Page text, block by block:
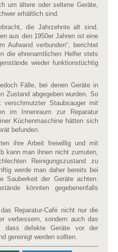
um ältere oder seltene Geräte,
erhältlich sind.
die Jahrzehnte alt sind.
aus den 1950er Jahren ist eine
Aufwand verbunden“, berichtet
die ehrenamtlichen Helfer stets
wieder funktionstüchtig
Fälle, bei denen Geräte in
Zustand abgegeben wurden. So
Staubsauger mit
im Innenraum zur Reparatur
Küchenmaschine hätten sich
befunden.
ihre Arbeit freiwillig und mit
kann man ihnen nicht zumuten,
Reinigungszustand zu
werde man daher bereits bei
Sauberkeit der Geräte achten.
könnten gegebenenfalls
Reparatur-Café nicht nur die
verbessern, sondern auch das
dass defekte Geräte vor der
gereinigt werden sollten.